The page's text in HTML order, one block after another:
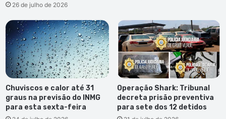
26 de julho de 2026
Chuviscos e calor até 31
graus na previsão do INMG
para esta sexta-feira
Operação Shark: Tribunal
decreta prisão preventiva
para sete dos 12 detidos